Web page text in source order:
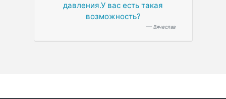
давления.У вас есть такая
возможность?
Вячеслав